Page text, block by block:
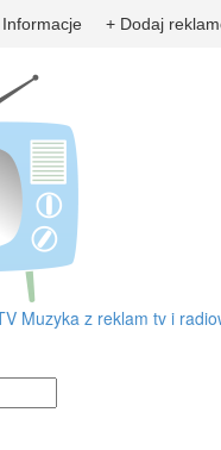
Informacje + Dodaj
Muzyka z reklam tv i